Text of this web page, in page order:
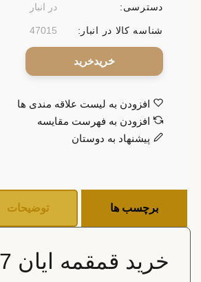
دسترسی: در انبار
شناسه کالا در انبار: 47015
خرید
افزودن به لیست علاقه مندی ها
افزودن به فهرست مقایسه
پیشنهاد به دوستان
توضیحات برچسب ها
خرید قمقمه ایان 9077